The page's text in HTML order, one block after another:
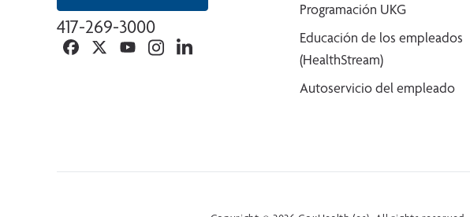
417-269-3000
Facebook
TwitterYouTubeInstagramLinkedin
Programación UKG
Educación de los empleados
(HealthStream)
Autoservicio del empleado